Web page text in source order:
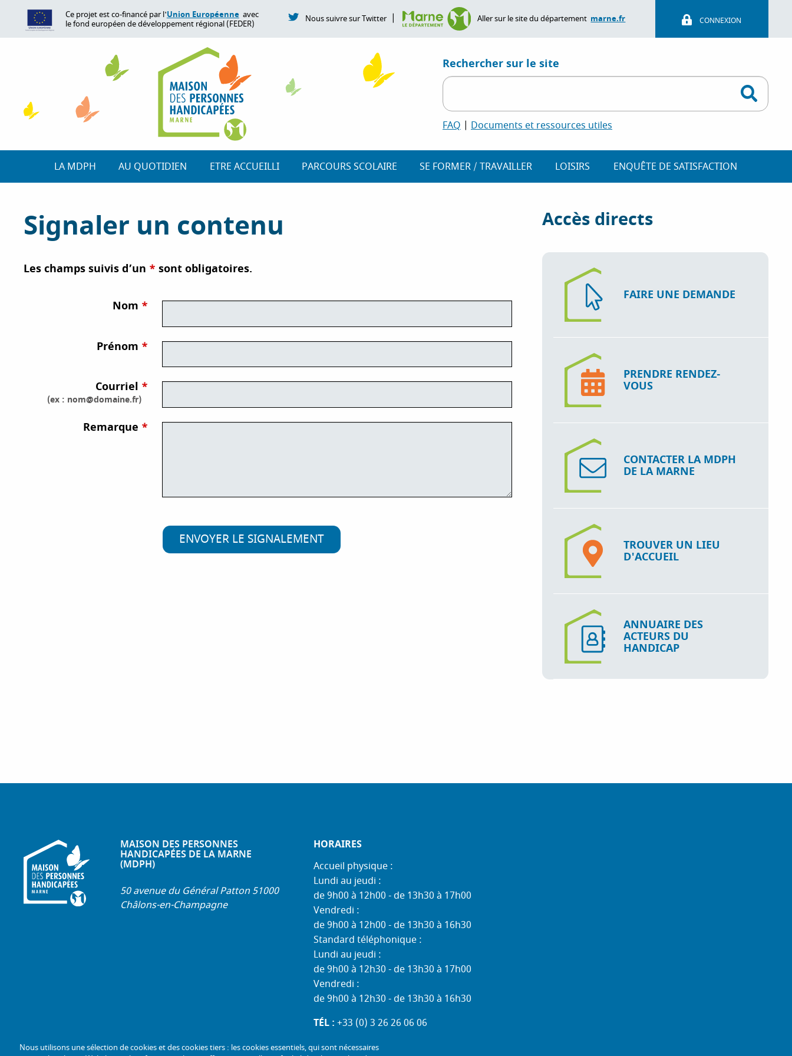
l
t
Ce projet est co-financé par l'Union Européenne avec
le fond européen de développement régional (FEDER)
Nous suivre sur Twitter | Aller sur le site du département marne.fr CONNEXION
Rechercher sur le site
FAQ Documents et ressources utiles
LA MDPH AU QUOTIDIEN ETRE ACCUEILLI PARCOURS SCOLAIRE SE FORMER / TRAVAILLER LOISIRS ENQUÊTE DE SATISFACTION
Signaler un contenu
Les champs suivis d’un * sont obligatoires.
Nom
Prénom
Courriel
(ex : nom@domaine.fr)
Remarque
Accès directs
FAIRE UNE DEMANDE
PRENDRE RENDEZ-
VOUS
CONTACTER LA MDPH
DE LA MARNE
TROUVER UN LIEU
D'ACCUEIL
ANNUAIRE DES
ACTEURS DU
HANDICAP
MAISON DES PERSONNES
HANDICAPÉES DE LA MARNE
(MDPH)
50 avenue du Général Patton 51000
Châlons-en-Champagne
HORAIRES
Accueil physique :
Lundi au jeudi :
de 9h00 à 12h00 - de 13h30 à 17h00
Vendredi :
de 9h00 à 12h00 - de 13h30 à 16h30
Standard téléphonique :
Lundi au jeudi :
de 9h00 à 12h30 - de 13h30 à 17h00
Vendredi :
de 9h00 à 12h30 - de 13h30 à 16h30
TÉL : +33 (0) 3 26 26 06 06
Nous utilisons une sélection de cookies et des cookies tiers : les cookies essentiels, qui sont nécessaires